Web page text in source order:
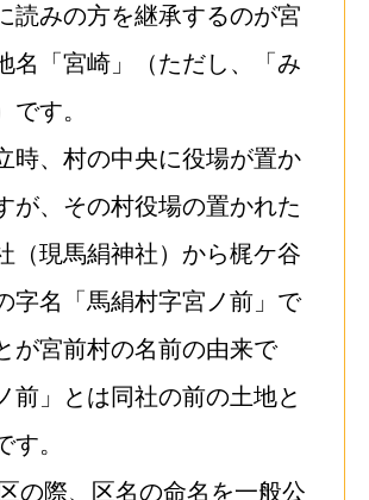
読みの方を継承するのが宮
名「宮崎」（ただし、「み
です。
時、村の中央に役場が置か
が、その村役場の置かれた
（現馬絹神社）から梶ケ谷
字名「馬絹村字宮ノ前」で
が宮前村の名前の由来で
前」とは同社の前の土地と
す。
の際、区名の命名を一般公